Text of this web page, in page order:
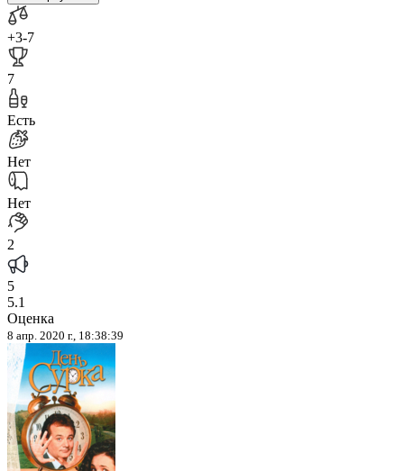
+3-7
7
Есть
Нет
Нет
2
5
5.1
Оценка
8 апр. 2020 г., 18:38:39